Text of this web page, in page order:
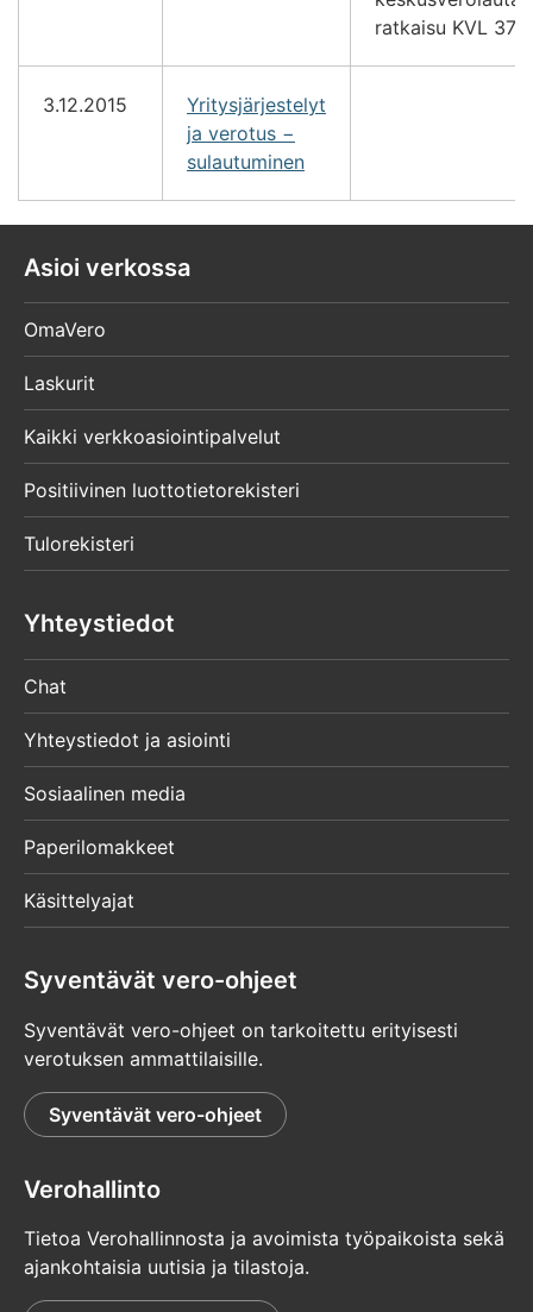
ratkaisu KVL 37/
3.12.2015
Yritysjärjestelyt
ja verotus −
sulautuminen
Asioi verkossa
OmaVero
Laskurit
Kaikki verkkoasiointipalvelut
Positiivinen luottotietorekisteri
Tulorekisteri
Yhteystiedot
Chat
Yhteystiedot ja asiointi
Sosiaalinen media
Paperilomakkeet
Käsittelyajat
Syventävät vero-ohjeet
Syventävät vero-ohjeet on tarkoitettu erityisesti
verotuksen ammattilaisille.
Syventävät vero-ohjeet
Verohallinto
Tietoa Verohallinnosta ja avoimista työpaikoista sekä
ajankohtaisia uutisia ja tilastoja.